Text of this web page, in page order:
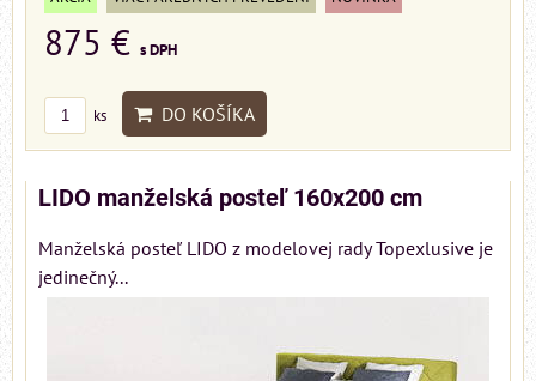
875 € s DPH
ks DO KOŠÍKA
LIDO manželská posteľ 160x200 cm
Manželská posteľ LIDO z modelovej rady Topexlusive je
jedinečný...